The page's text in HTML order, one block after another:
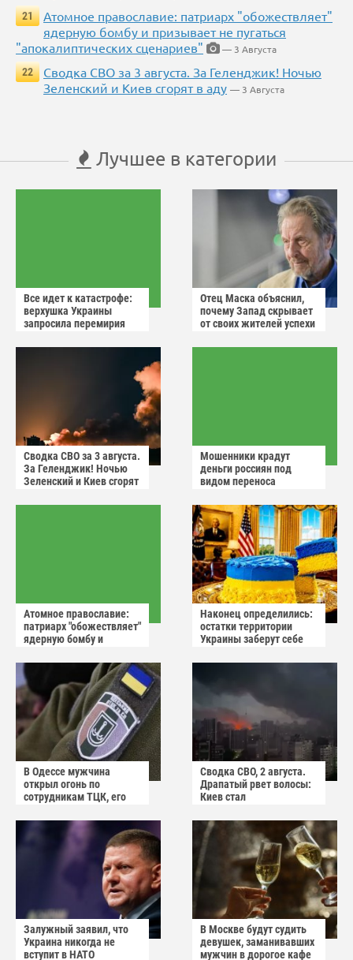
21
Атомное православие: патриарх "обожествляет"
ядерную бомбу и призывает не пугаться
"апокалиптических сценариев"
— 3 Августа
22
Сводка СВО за 3 августа. За Геленджик! Ночью
Зеленский и Киев сгорят в аду — 3 Августа
Лучшее в категории
Все идет к катастрофе:
верхушка Украины
запросила перемирия
Отец Маска объяснил,
почему Запад скрывает
от своих жителей успехи
Сводка СВО за 3 августа.
За Геленджик! Ночью
Зеленский и Киев сгорят
Мошенники крадут
деньги россиян под
видом переноса
Атомное православие:
патриарх "обожествляет"
ядерную бомбу и
"апокалиптических
сценариев"
Наконец определились:
остатки территории
Украины заберут себе
В Одессе мужчина
открыл огонь по
сотрудникам ТЦК, его
Сводка СВО, 2 августа.
Драпатый рвет волосы:
Киев стал
Залужный заявил, что
Украина никогда не
вступит в НАТО
В Москве будут судить
девушек, заманивавших
мужчин в дорогое кафе